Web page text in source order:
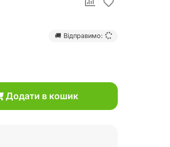
🚚 Відправимо:
Додати в кошик